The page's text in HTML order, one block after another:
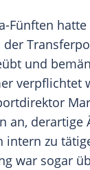
Fünften
und
verpflichtet
an, derartige
intern zu
war sogar